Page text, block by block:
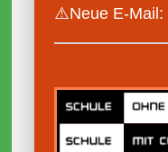
⚠️Neue E-Mail: